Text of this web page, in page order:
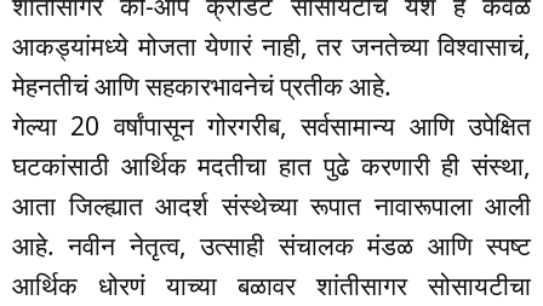
आकड्यांमध्ये मोजता येणारं नाही, तर जनतेच्या विश्वासाचं,
मेहनतीचं आणि सहकारभावनेचं प्रतीक आहे.
गेल्या 20 वर्षांपासून गोरगरीब, सर्वसामान्य आणि उपेक्षित
घटकांसाठी आर्थिक मदतीचा हात पुढे करणारी ही संस्था,
आता जिल्ह्यात आदर्श संस्थेच्या रूपात नावारूपाला आली
आहे. नवीन नेतृत्व, उत्साही संचालक मंडळ आणि स्पष्ट
आर्थिक धोरणं याच्या बळावर शांतीसागर सोसायटीचा